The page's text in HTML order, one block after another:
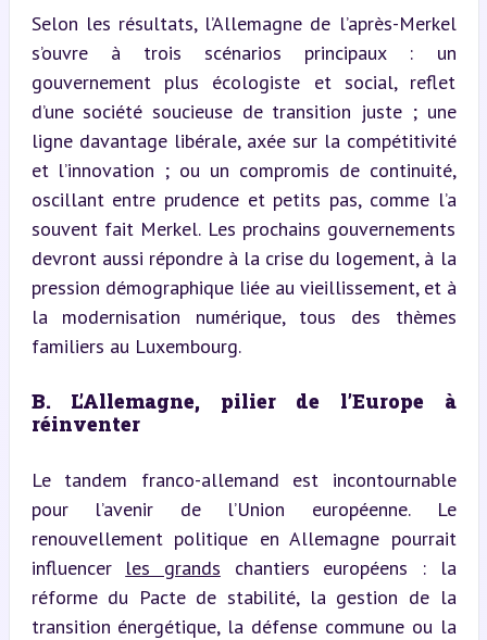
Selon les résultats, l’Allemagne de l’après-Merkel
s’ouvre à trois scénarios principaux : un
gouvernement plus écologiste et social, reflet
d’une société soucieuse de transition juste ; une
ligne davantage libérale, axée sur la compétitivité
et l’innovation ; ou un compromis de continuité,
oscillant entre prudence et petits pas, comme l’a
souvent fait Merkel. Les prochains gouvernements
devront aussi répondre à la crise du logement, à la
pression démographique liée au vieillissement, et à
la modernisation numérique, tous des thèmes
familiers au Luxembourg.
B. L’Allemagne, pilier de l’Europe à
réinventer
Le tandem franco-allemand est incontournable
pour l’avenir de l’Union européenne. Le
renouvellement politique en Allemagne pourrait
influencer les grands chantiers européens : la
réforme du Pacte de stabilité, la gestion de la
transition énergétique, la défense commune ou la